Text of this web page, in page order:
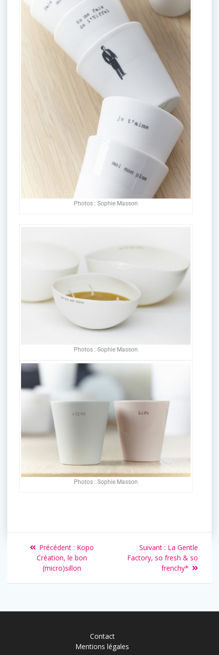
Photos : Sophie Masson
Photos : Sophie Masson
Photos : Sophie Masson
Précédent : Kopo
Création, le bon
(micro)sillon
Suivant : La Gentle
Factory, so fresh & so
frenchy*
Contact
Mentions légales